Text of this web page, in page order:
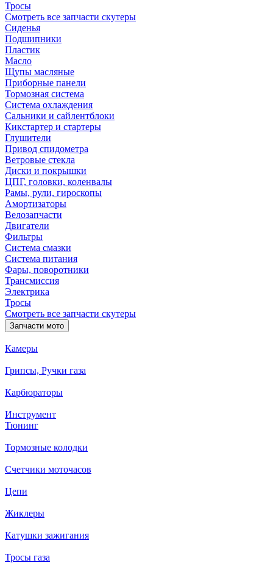
Тросы
Смотреть все запчасти скутеры
Сиденья
Подшипники
Пластик
Масло
Щупы масляные
Приборные панели
Тормозная система
Система охлаждения
Сальники и сайлентблоки
Кикстартер и стартеры
Глушители
Привод спидометра
Ветровые стекла
Диски и покрышки
ЦПГ, головки, коленвалы
Рамы, рули, гироскопы
Амортизаторы
Велозапчасти
Двигатели
Фильтры
Система смазки
Система питания
Фары, поворотники
Трансмиссия
Электрика
Тросы
Смотреть все запчасти скутеры
Запчасти мото
Камеры
Грипсы, Ручки газа
Карбюраторы
Инструмент
Тюнинг
Тормозные колодки
Счетчики моточасов
Цепи
Жиклеры
Катушки зажигания
Тросы газа